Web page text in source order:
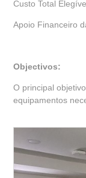
Custo Total
Apoio Financeiro
Objectivos:
O principal
equipamentos